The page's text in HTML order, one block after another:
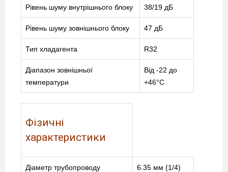
Рівень шуму внутрішнього блоку 38/19 дБ
Рівень шуму зовнішнього блоку 47 дБ
Тип хладагента R32
Діапазон зовнішньої
температури
Від -22 до
+46°C
Фізичні
характеристики
Діаметр трубопроводу 6.35 мм (1/4)